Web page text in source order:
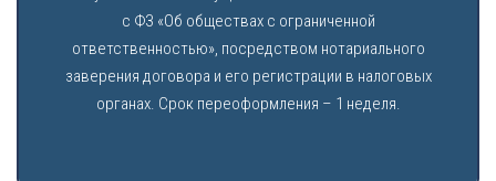
с ФЗ «Об обществах с ограниченной
ответственностью», посредством нотариального
заверения договора и его регистрации в налоговых
органах. Срок переоформления – 1 неделя.